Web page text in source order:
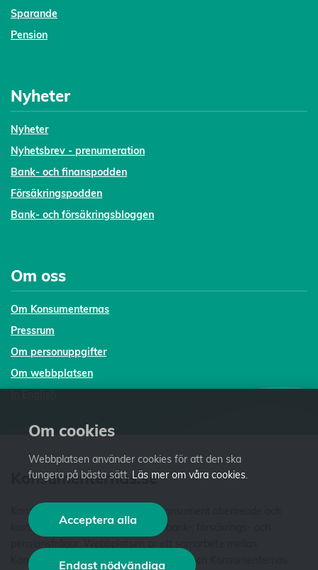
Sparande
Pension
Nyheter
Nyheter
Nyhetsbrev - prenumeration
Bank- och finanspodden
Försäkringspodden
Bank- och försäkringsbloggen
Om oss
Om Konsumenternas
Pressrum
Om personuppgifter
Om webbplatsen
Konsumenternas.se
Konsumenternas.se ger dig som konsument oberoende och
kostnadsfri fakta och vägledning i bank-, försäkrings- och
Konsumenternas Bank- och finansbyrå och Konsumenternas
Om cookies
Webbplatsen använder cookies för att den ska
fungera på bästa sätt. Läs mer om våra cookies.
Acceptera alla
Endast nödvändiga